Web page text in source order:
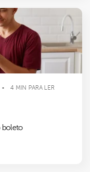
4 MIN PARA LER
boleto